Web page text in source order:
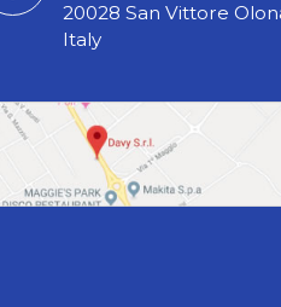
20028 San Vittore
Italy